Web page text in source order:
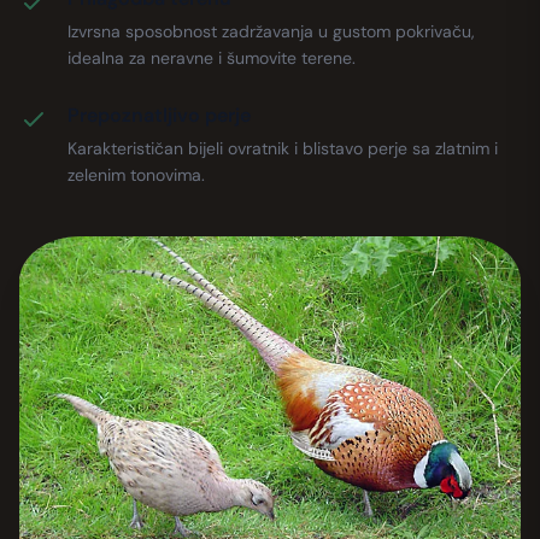
Izvrsna sposobnost zadržavanja u gustom pokrivaču,
idealna za neravne i šumovite terene.
Karakterističan bijeli ovratnik i blistavo perje sa zlatnim i
zelenim tonovima.